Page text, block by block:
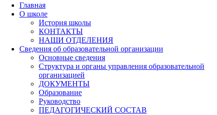
Главная
О школе
История школы
КОНТАКТЫ
НАШИ ОТДЕЛЕНИЯ
Сведения об образовательной организации
Основные сведения
Структура и органы управления образовательной
организацией
ДОКУМЕНТЫ
Образование
Руководство
ПЕДАГОГИЧЕСКИЙ СОСТАВ